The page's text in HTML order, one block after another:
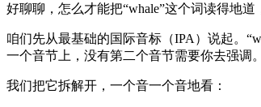
好聊聊，怎么才能把“whale”这个词读得地道
咱们先从最基础的国际音标（IPA）说起。
一个音节上，没有第二个音节需要你去强调。
我们把它拆解开，一个音一个音地看：